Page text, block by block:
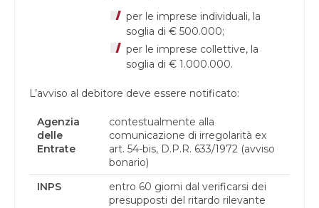
per le imprese individuali, la
soglia di € 500.000;
per le imprese collettive, la
soglia di € 1.000.000.
L’avviso al debitore deve essere notificato:
Agenzia
delle
Entrate
contestualmente alla
comunicazione di irregolarità ex
art. 54-bis, D.P.R. 633/1972 (avviso
bonario)
INPS
entro 60 giorni dal verificarsi dei
presupposti del ritardo rilevante